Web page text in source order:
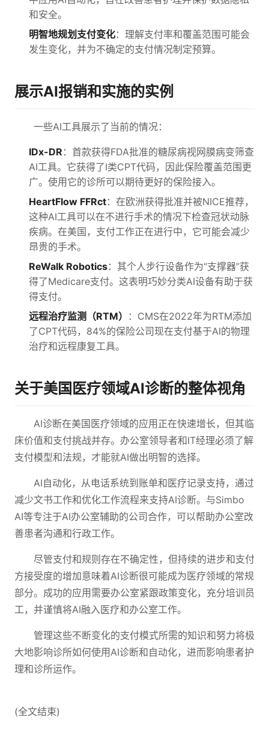
和安全。
明智地规划支付变化：理解支付率和覆盖范围可能会
发生变化，并为不确定的支付情况制定预算。
展示AI报销和实施的实例
一些AI工具展示了当前的情况：
IDx-DR ：首款获得FDA批准的糖尿病视网膜病变筛查
AI工具。它获得了I类CPT代码，因此保险覆盖范围更
广。使用它的诊所可以期待更好的保险接入。
HeartFlow FFRct：在欧洲获得批准并被NICE推荐，
这种AI工具可以在不进行手术的情况下检查冠状动脉
疾病。在美国，支付工作正在进行中，它可能会减少
昂贵的手术。
ReWalk Robotics：其个人步行设备作为“支撑器”获
得了Medicare支付。这表明巧妙分类AI设备有助于获
得支付。
远程治疗监测（RTM）
：CMS在2022年为RTM添加
了CPT代码，84%的保险公司现在支付基于AI的物理
治疗和远程康复工具。
关于美国医疗领域AI诊断的整体视角
AI诊断在美国医疗领域的应用正在快速增长，但其临
床价值和支付挑战并存。办公室领导者和IT经理必须了解
支付模型和法规，才能就AI做出明智的选择。
AI自动化，从电话系统到账单和医疗记录支持，通过
减少文书工作和优化工作流程来支持AI诊断。与Simbo
AI等专注于AI办公室辅助的公司合作，可以帮助办公室改
善患者沟通和行政工作。
尽管支付和规则存在不确定性，但持续的进步和支付
方接受度的增加意味着AI诊断很可能成为医疗领域的常规
部分。成功的应用需要办公室紧跟政策变化，充分培训员
工，并谨慎将AI融入医疗和办公室工作。
管理这些不断变化的支付模式所需的知识和努力将极
大地影响诊所如何使用AI诊断和自动化，进而影响患者护
理和诊所运作。
(全文结束)